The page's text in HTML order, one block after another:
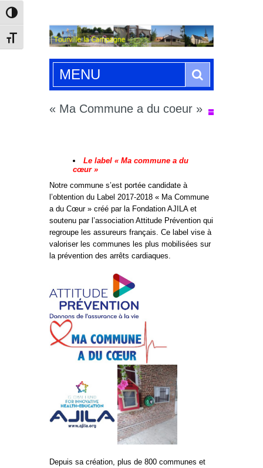
Passer en contraste élevé
Changer la taille de la police
MENU
« Ma Commune a du coeur »
Le label « Ma commune a du
cœur »
Notre commune s’est portée candidate à
l’obtention du Label 2017-2018 « Ma Commune
a du Cœur » créé par la Fondation AJILA et
soutenu par l’association Attitude Prévention qui
regroupe les assureurs français. Ce label vise à
valoriser les communes les plus mobilisées sur
la prévention des arrêts cardiaques.
Depuis sa création, plus de 800 communes et